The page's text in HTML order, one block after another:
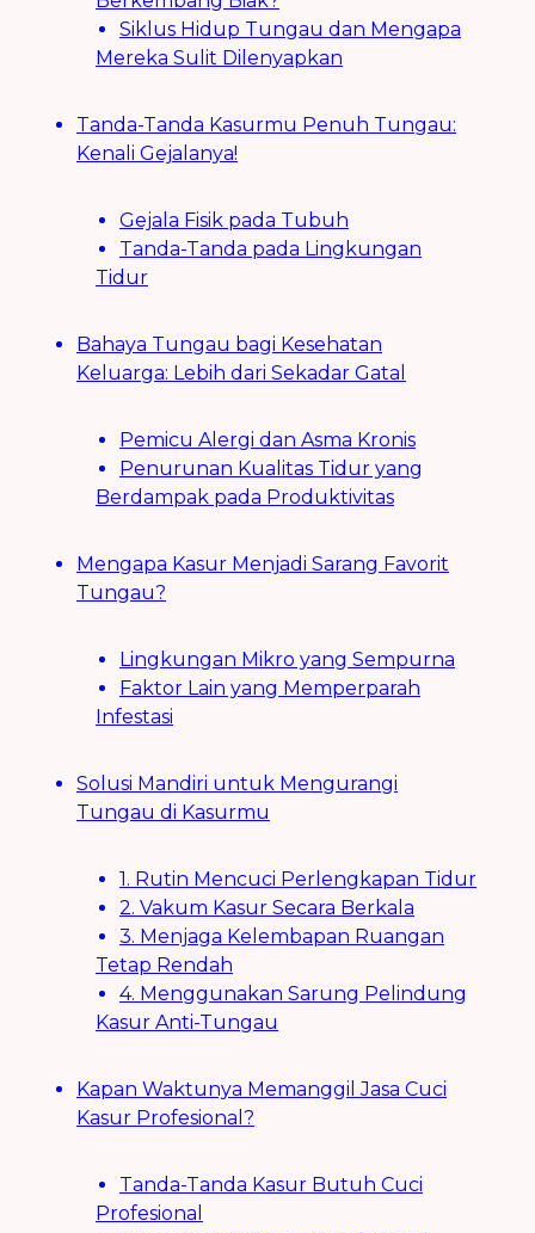
Siklus Hidup Tungau dan Mengapa
Mereka Sulit Dilenyapkan
Tanda-Tanda Kasurmu Penuh Tungau:
Kenali Gejalanya!
Gejala Fisik pada Tubuh
Tanda-Tanda pada Lingkungan
Tidur
Bahaya Tungau bagi Kesehatan
Keluarga: Lebih dari Sekadar Gatal
Pemicu Alergi dan Asma Kronis
Penurunan Kualitas Tidur yang
Berdampak pada Produktivitas
Mengapa Kasur Menjadi Sarang Favorit
Tungau?
Lingkungan Mikro yang Sempurna
Faktor Lain yang Memperparah
Infestasi
Solusi Mandiri untuk Mengurangi
Tungau di Kasurmu
1. Rutin Mencuci Perlengkapan Tidur
2. Vakum Kasur Secara Berkala
3. Menjaga Kelembapan Ruangan
Tetap Rendah
4. Menggunakan Sarung Pelindung
Kasur Anti-Tungau
Kapan Waktunya Memanggil Jasa Cuci
Kasur Profesional?
Tanda-Tanda Kasur Butuh Cuci
Profesional